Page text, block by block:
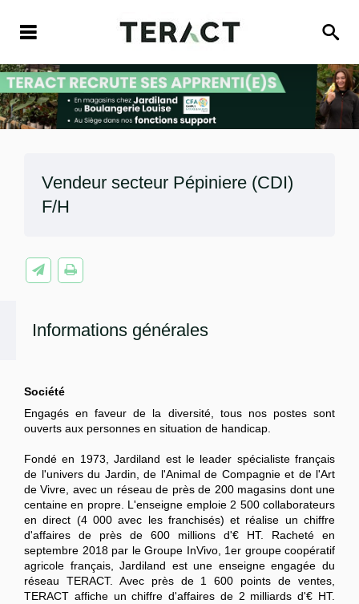
Vendeur secteur Pépiniere (CDI)
F/H
Informations générales
Société
Engagés en faveur de la diversité, tous nos postes sont
ouverts aux personnes en situation de handicap.
Fondé en 1973, Jardiland est le leader spécialiste français
de l'univers du Jardin, de l'Animal de Compagnie et de l'Art
de Vivre, avec un réseau de près de 200 magasins dont une
centaine en propre. L'enseigne emploie 2 500 collaborateurs
en direct (4 000 avec les franchisés) et réalise un chiffre
d'affaires de près de 600 millions d'€ HT. Racheté en
septembre 2018 par le Groupe InVivo, 1er groupe coopératif
agricole français, Jardiland est une enseigne engagée du
réseau TERACT. Avec près de 1 600 points de ventes,
TERACT affiche un chiffre d'affaires de 2 milliards d'€ HT.